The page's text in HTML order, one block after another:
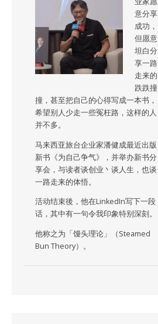
意分享
成功，
但愿意
坦白分
享一路
走来的
跌跌撞
撞，甚至把自己的心得写成一本书，
希望别人少走一些冤枉路，这样的人
并不多。
马来西亚旅台企业家潘健成最近出版
新书《为自己争气》，并举办新书分
享会，与读者谈创业丶谈人生，也谈
一路走来的体悟。
活动结束後，他在LinkedIn写下一段
话，其中有一句令我印象特别深刻。
他称之为「馒头理论」（Steamed
Bun Theory）。